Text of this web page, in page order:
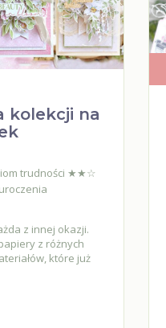
kolekcji na
trudności ★★☆
z innej okazji.
z różnych
które już